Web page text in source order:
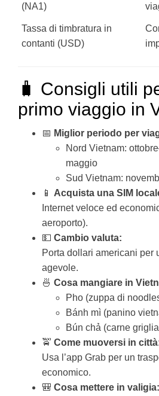
(NA1)
Tassa di timbratura in
contanti (USD)
🧳 Consigli utili
primo viaggio in
📅 Miglior periodo per
Nord Vietnam:
maggio
Sud Vietnam:
📱 Acquista una SIM
Internet veloce ed
aeroporto).
💵 Cambio valuta:
Porta dollari americani per
agevole.
🍜 Cosa mangiare in
Pho (zuppa di
Bánh mì (panino
Bún chả (carne
🚖 Come muoversi in
Usa l’app Grab per un
economico.
🎒 Cosa mettere in valigia: